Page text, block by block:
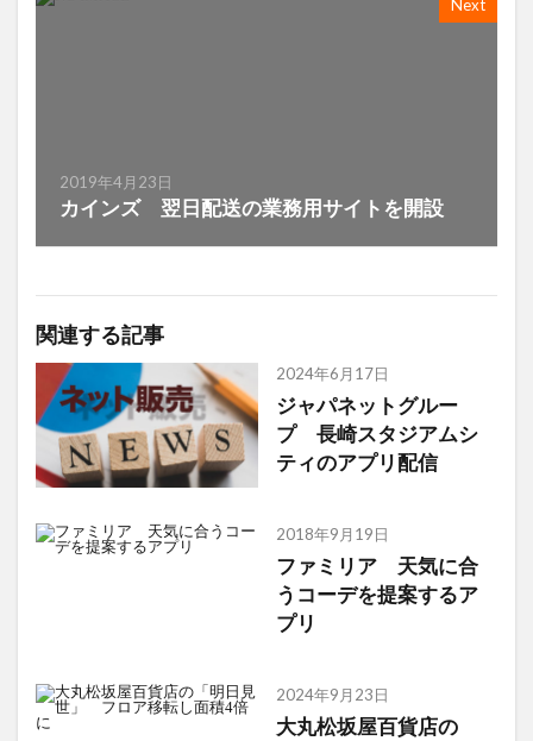
Next
2019年4月23日
カインズ 翌日配送の業務用サイトを開設
関連する記事
2024年6月17日
ジャパネットグルー
プ 長崎スタジアムシ
ティのアプリ配信
2018年9月19日
ファミリア 天気に合
うコーデを提案するア
プリ
2024年9月23日
大丸松坂屋百貨店の